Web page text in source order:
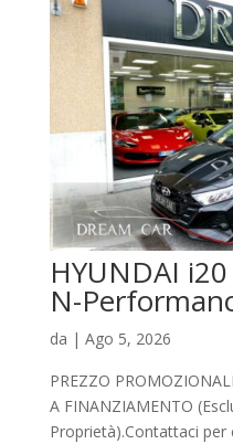
HYUNDAI
N-
da | Ago 5, 2026
PREZZO
A FINANZIAMENTO
Proprietà).Contattaci